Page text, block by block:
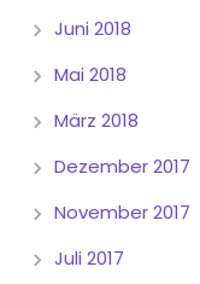
Juni 2018
Mai 2018
März 2018
Dezember 2017
November 2017
Juli 2017